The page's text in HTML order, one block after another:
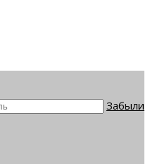
Забыли